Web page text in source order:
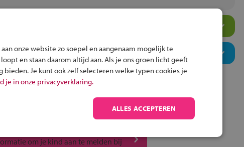
om je kind aan te melden bij
onze website zo soepel en aangenaam mogelijk te
en staan daarom altijd aan. Als je ons groen licht geeft
Je kunt ook zelf selecteren welke typen cookies je
je in onze privacyverklaring.
ALLES ACCEPTEREN